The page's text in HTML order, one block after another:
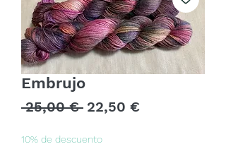
Embrujo
25,00 € Precio
22,50 €Precio
10% de descuento